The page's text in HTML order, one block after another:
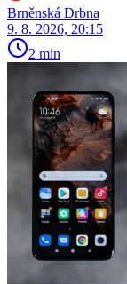
Brněnská Drbna
9. 8. 2026, 20:15
2 min